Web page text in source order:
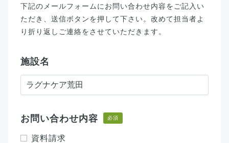
下記のメールフォームにお問い合わせ内容をご記入い
ただき、送信ボタンを押して下さい。改めて担当者よ
り折り返しご連絡をさせていただきます。
施設名
お問い合わせ内容 必須
資料請求